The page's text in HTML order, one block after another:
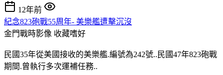
12年前
紀念823砲戰55周年- 美樂艦遭擊沉沒
金門戰時影像 收藏嗜好
民國35年從美國接收的美樂艦.編號為242號..民國47年823砲戰
期間.曾執行多次運補任務..